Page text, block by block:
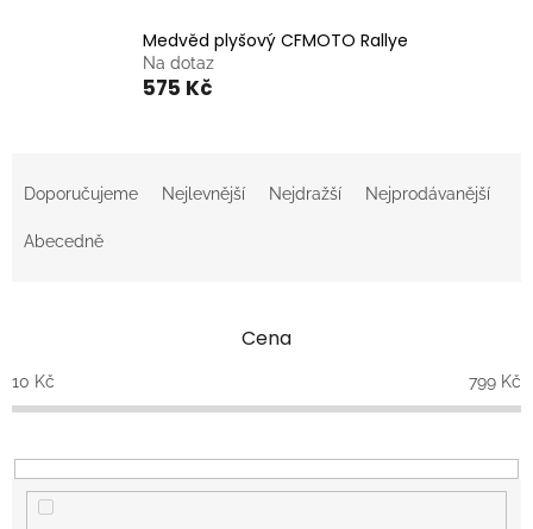
Medvěd plyšový CFMOTO Rallye
Na dotaz
575 Kč
a
e
o
d
k
t
Doporučujeme Nejlevnější Nejdražší Nejprodávanější
Abecedně
Cena
10 Kč 799 Kč